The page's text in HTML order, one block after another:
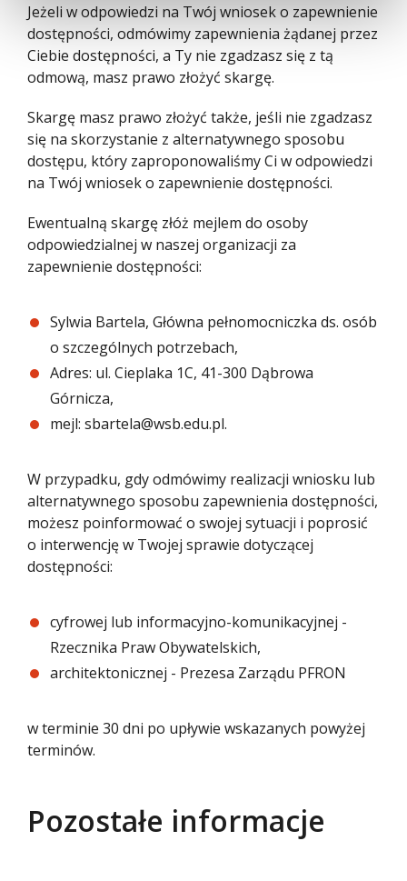
Jeżeli w odpowiedzi na Twój wniosek o zapewnienie
dostępności, odmówimy zapewnienia żądanej przez
Ciebie dostępności, a Ty nie zgadzasz się z tą
odmową, masz prawo złożyć skargę.
Skargę masz prawo złożyć także, jeśli nie zgadzasz
się na skorzystanie z alternatywnego sposobu
dostępu, który zaproponowaliśmy Ci w odpowiedzi
na Twój wniosek o zapewnienie dostępności.
Ewentualną skargę złóż mejlem do osoby
odpowiedzialnej w naszej organizacji za
zapewnienie dostępności:
Sylwia Bartela, Główna pełnomocniczka ds. osób
o szczególnych potrzebach,
Adres: ul. Cieplaka 1C, 41-300 Dąbrowa
Górnicza,
mejl: sbartela@wsb.edu.pl.
W przypadku, gdy odmówimy realizacji wniosku lub
alternatywnego sposobu zapewnienia dostępności,
możesz poinformować o swojej sytuacji i poprosić
o interwencję w Twojej sprawie dotyczącej
dostępności:
cyfrowej lub informacyjno-komunikacyjnej -
Rzecznika Praw Obywatelskich,
architektonicznej - Prezesa Zarządu PFRON
w terminie 30 dni po upływie wskazanych powyżej
terminów.
Pozostałe informacje